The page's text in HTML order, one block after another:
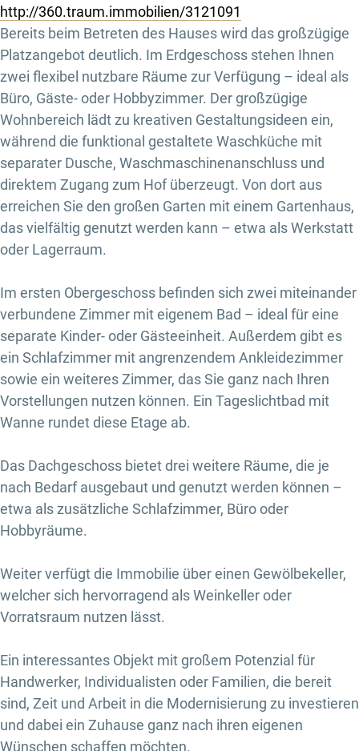
http://360.traum.immobilien/3121091
Bereits beim Betreten des Hauses wird das großzügige
Platzangebot deutlich. Im Erdgeschoss stehen Ihnen
zwei flexibel nutzbare Räume zur Verfügung – ideal als
Büro, Gäste- oder Hobbyzimmer. Der großzügige
Wohnbereich lädt zu kreativen Gestaltungsideen ein,
während die funktional gestaltete Waschküche mit
separater Dusche, Waschmaschinenanschluss und
direktem Zugang zum Hof überzeugt. Von dort aus
erreichen Sie den großen Garten mit einem Gartenhaus,
das vielfältig genutzt werden kann – etwa als Werkstatt
oder Lagerraum.
Im ersten Obergeschoss befinden sich zwei miteinander
verbundene Zimmer mit eigenem Bad – ideal für eine
separate Kinder- oder Gästeeinheit. Außerdem gibt es
ein Schlafzimmer mit angrenzendem Ankleidezimmer
sowie ein weiteres Zimmer, das Sie ganz nach Ihren
Vorstellungen nutzen können. Ein Tageslichtbad mit
Wanne rundet diese Etage ab.
Das Dachgeschoss bietet drei weitere Räume, die je
nach Bedarf ausgebaut und genutzt werden können –
etwa als zusätzliche Schlafzimmer, Büro oder
Hobbyräume.
Weiter verfügt die Immobilie über einen Gewölbekeller,
welcher sich hervorragend als Weinkeller oder
Vorratsraum nutzen lässt.
Ein interessantes Objekt mit großem Potenzial für
Handwerker, Individualisten oder Familien, die bereit
sind, Zeit und Arbeit in die Modernisierung zu investieren
und dabei ein Zuhause ganz nach ihren eigenen
Wünschen schaffen möchten.